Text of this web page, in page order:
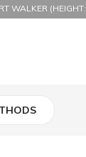
WALKER